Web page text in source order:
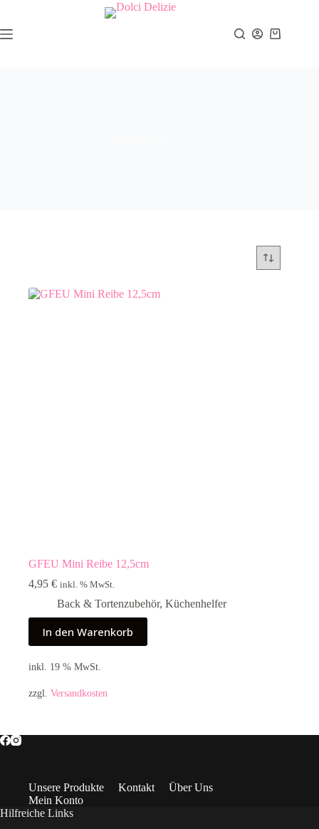
springen
Warenkorb
GFEU Mini Reibe 12,5cm
4,95 € inkl. % MwSt.
Back & Tortenzubehör, Küchenhelfer
In den Warenkorb
inkl. 19 % MwSt.
zzgl. Versandkosten
Unsere Produkte Kontakt
Über Uns
Mein Konto
Hilfreiche Links